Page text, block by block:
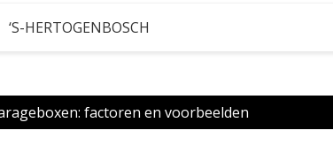
‘S-HERTOGENBOSCH
factoren en voorbeelden